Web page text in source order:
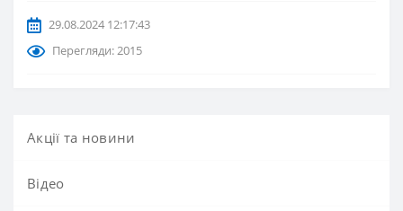
29.08.2024 12:17:43
Перегляди: 2015
Акції та новини
Вiдео